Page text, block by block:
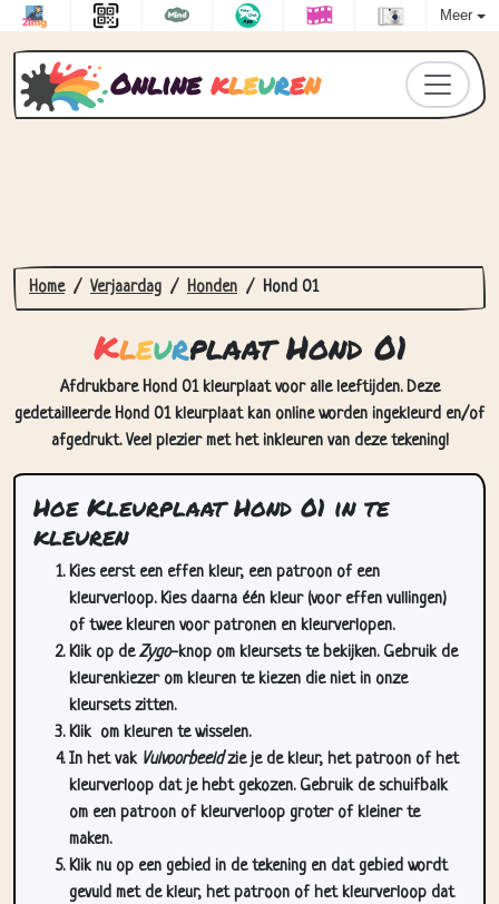
Meer
Online kleuren
Home Verjaardag Honden Hond 01
Kleurplaat Hond 01
Afdrukbare Hond 01 kleurplaat voor alle leeftijden. Deze
gedetailleerde Hond 01 kleurplaat kan online worden ingekleurd en/of
afgedrukt. Veel plezier met het inkleuren van deze tekening!
Hoe Kleurplaat Hond 01 in te
kleuren
Kies eerst een effen kleur, een patroon of een
kleurverloop. Kies daarna één kleur (voor effen vullingen)
of twee kleuren voor patronen en kleurverlopen.
Klik op deZygo-knop om kleursets te bekijken. Gebruik de
kleurenkiezer om kleuren te kiezen die niet in onze
kleursets zitten.
Klik om kleuren te wisselen.
In het vak Vulvoorbeeldzie je de kleur, het patroon of het
kleurverloop dat je hebt gekozen. Gebruik de schuifbalk
om een patroon of kleurverloop groter of kleiner te
maken.
Klik nu op een gebied in de tekening en dat gebied wordt
gevuld met de kleur, het patroon of het kleurverloop dat